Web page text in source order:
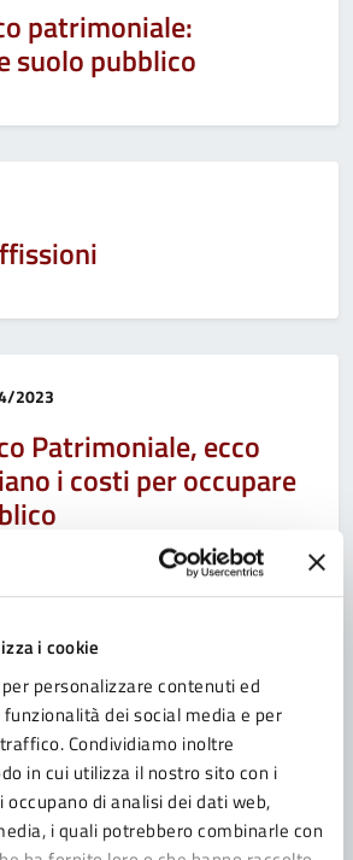
i cookie
personalizzare contenuti ed
dei social media e per
Condividiamo inoltre
in cui utilizza il nostro sito con i
di analisi dei dati web,
i quali potrebbero combinarle con
patrimoniale:
suolo pubblico
2023
Patrimoniale, ecco
i costi per occupare
complessivi delle novità,
comunale ha messo a punto
comunali hanno incontrato
2 3 4 Pagina